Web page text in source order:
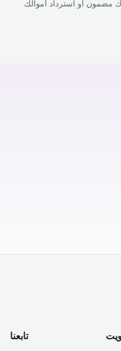
مضمون أو استرداد أموالك
تابعنا